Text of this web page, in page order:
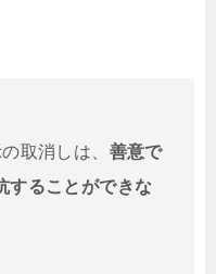
取消しは、 善意で
することができな